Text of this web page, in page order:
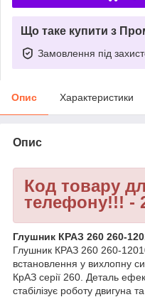
Що таке купити з
Замовлення під
Опис Характеристики
Опис
Код товару
телефону!!! -
Глушник КРАЗ 260 260-
Глушник КРАЗ 260 260-
встановлення у вихлопну
КрАЗ серії 260. Деталь
стабілізує роботу двигуна